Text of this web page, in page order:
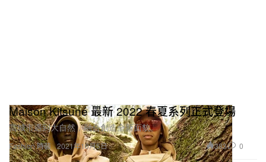
Fashion 時裝
Maison Kitsuné 最新 2022 春夏系列正式登場
當城市遇到大自然，融合創造全新面貌。
2021年10月5日 383 0